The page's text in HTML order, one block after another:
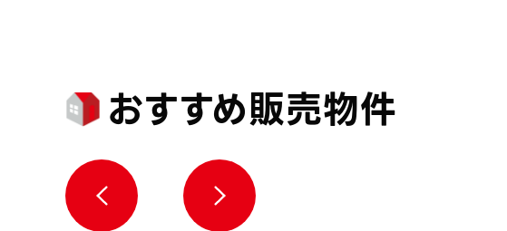
おすすめ販売物件